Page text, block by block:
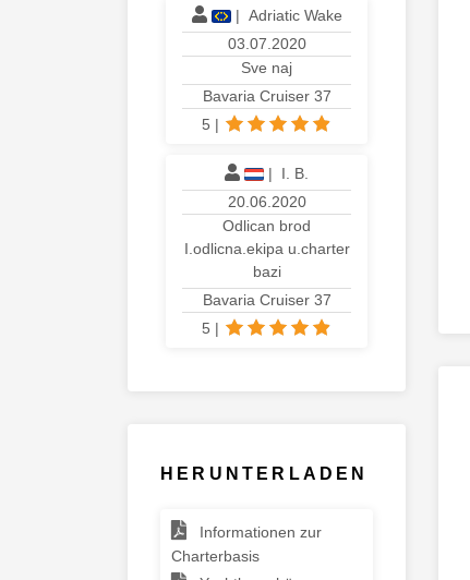
| Adriatic Wake
03.07.2020
Sve naj
Bavaria Cruiser 37
5 |
|
I. B.
20.06.2020
Odlican brod
I.odlicna.ekipa u.charter
bazi
Bavaria Cruiser 37
5 |
HERUNTERLADEN
Informationen zur
Charterbasis